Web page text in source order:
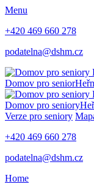
Menu
+420 469 660 278
podatelna@dshm.cz
Domov pro senior
Domov pro seniory
Verze pro seniory
+420 469 660 278
podatelna@dshm.cz
Home